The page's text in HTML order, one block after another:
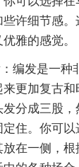
许细节感。
雅的感觉。
编发是一种
来更加复古
分成三股
住。你可
在一侧，